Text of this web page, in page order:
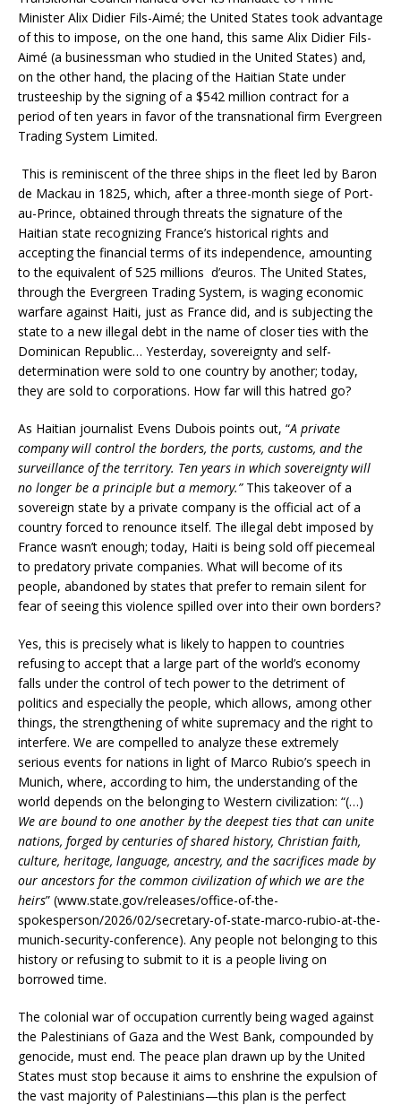
Minister Alix Didier Fils-Aimé; the United States took advantage
of this to impose, on the one hand, this same Alix Didier Fils-
Aimé (a businessman who studied in the United States) and,
on the other hand, the placing of the Haitian State under
trusteeship by the signing of a $542 million contract for a
period of ten years in favor of the transnational firm Evergreen
Trading System Limited.
This is reminiscent of the three ships in the fleet led by Baron
de Mackau in 1825, which, after a three-month siege of Port-
au-Prince, obtained through threats the signature of the
Haitian state recognizing France’s historical rights and
accepting the financial terms of its independence, amounting
to the equivalent of 525 millions d’euros. The United States,
through the Evergreen Trading System, is waging economic
warfare against Haiti, just as France did, and is subjecting the
state to a new illegal debt in the name of closer ties with the
Dominican Republic… Yesterday, sovereignty and self-
determination were sold to one country by another; today,
they are sold to corporations. How far will this hatred go?
As Haitian journalist Evens Dubois points out, “A private
company will control the borders, the ports, customs, and the
surveillance of the territory. Ten years in which sovereignty will
no longer be a principle but a memory.”This takeover of a
sovereign state by a private company is the official act of a
country forced to renounce itself. The illegal debt imposed by
France wasn’t enough; today, Haiti is being sold off piecemeal
to predatory private companies. What will become of its
people, abandoned by states that prefer to remain silent for
fear of seeing this violence spilled over into their own borders?
Yes, this is precisely what is likely to happen to countries
refusing to accept that a large part of the world’s economy
falls under the control of tech power to the detriment of
politics and especially the people, which allows, among other
things, the strengthening of white supremacy and the right to
interfere. We are compelled to analyze these extremely
serious events for nations in light of Marco Rubio’s speech in
Munich, where, according to him, the understanding of the
world depends on the belonging to Western civilization: “(…)
We are bound to one another by the deepest ties that can unite
nations, forged by centuries of shared history, Christian faith,
culture, heritage, language, ancestry, and the sacrifices made by
our ancestors for the common civilization of which we are the
heirs” (www.state.gov/releases/office-of-the-
spokesperson/2026/02/secretary-of-state-marco-rubio-at-the-
munich-security-conference). Any people not belonging to this
history or refusing to submit to it is a people living on
borrowed time.
The colonial war of occupation currently being waged against
the Palestinians of Gaza and the West Bank, compounded by
genocide, must end. The peace plan drawn up by the United
States must stop because it aims to enshrine the expulsion of
the vast majority of Palestinians—this plan is the perfect